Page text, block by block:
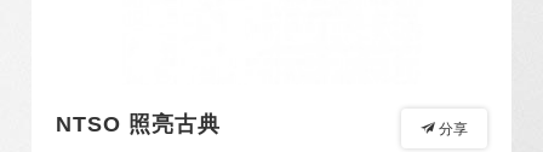
分享
NTSO 照亮古典